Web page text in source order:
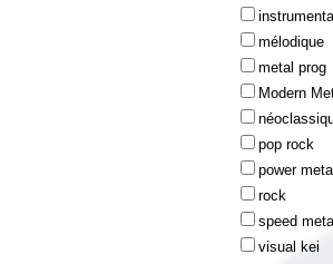
mélodique
metal prog
Modern
pop rock
power
rock
speed
visual kei